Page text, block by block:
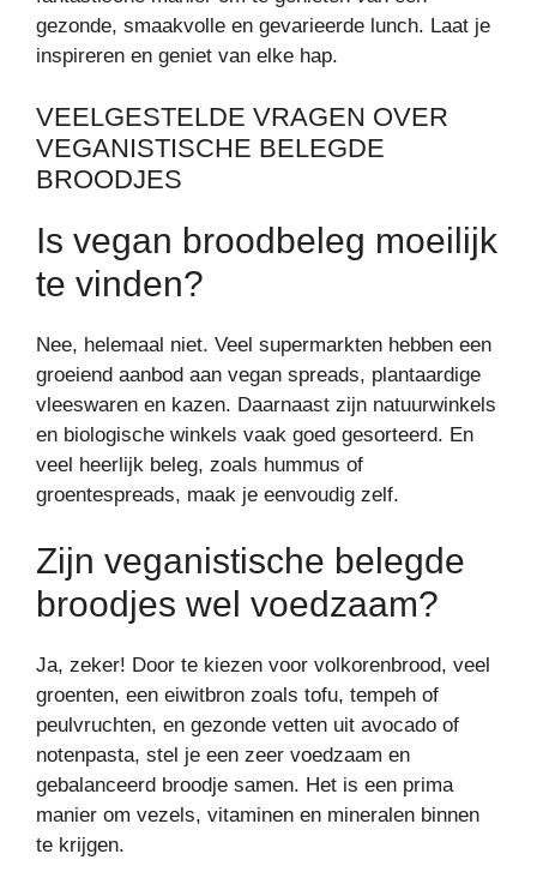
gezonde, smaakvolle en gevarieerde lunch. Laat je
inspireren en geniet van elke hap.
VEELGESTELDE VRAGEN OVER
VEGANISTISCHE BELEGDE
BROODJES
Is vegan broodbeleg moeilijk
te vinden?
Nee, helemaal niet. Veel supermarkten hebben een
groeiend aanbod aan vegan spreads, plantaardige
vleeswaren en kazen. Daarnaast zijn natuurwinkels
en biologische winkels vaak goed gesorteerd. En
veel heerlijk beleg, zoals hummus of
groentespreads, maak je eenvoudig zelf.
Zijn veganistische belegde
broodjes wel voedzaam?
Ja, zeker! Door te kiezen voor volkorenbrood, veel
groenten, een eiwitbron zoals tofu, tempeh of
peulvruchten, en gezonde vetten uit avocado of
notenpasta, stel je een zeer voedzaam en
gebalanceerd broodje samen. Het is een prima
manier om vezels, vitaminen en mineralen binnen
te krijgen.